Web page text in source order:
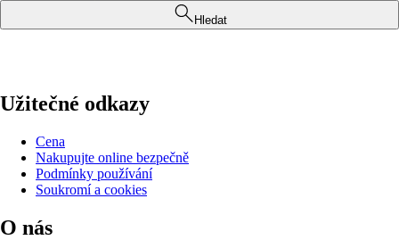
Hledat
Užitečné odkazy
Cena
Nakupujte online bezpečně
Podmínky používání
Soukromí a cookies
O nás